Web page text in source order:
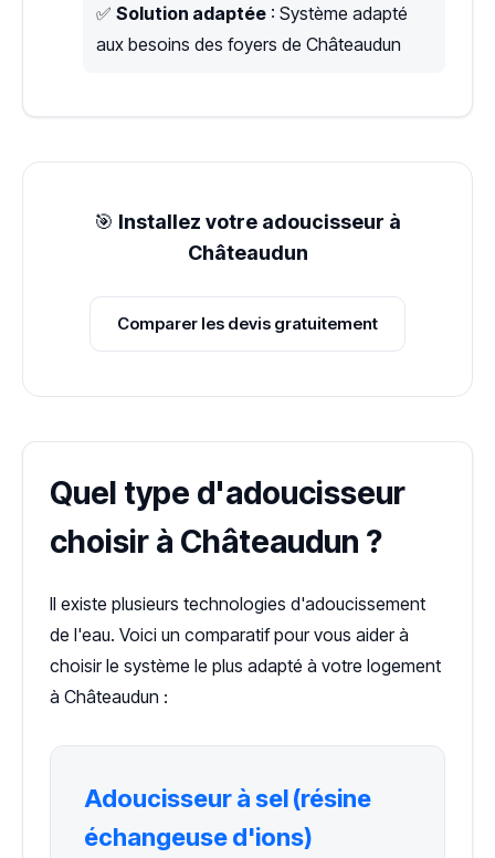
✅ Solution adaptée : Système adapté
aux besoins des foyers de Châteaudun
🎯 Installez votre adoucisseur à
Châteaudun
Comparer les devis gratuitement
Quel type d'adoucisseur
choisir à Châteaudun ?
Il existe plusieurs technologies d'adoucissement
de l'eau. Voici un comparatif pour vous aider à
choisir le système le plus adapté à votre logement
à Châteaudun :
Adoucisseur à sel (résine
échangeuse d'ions)